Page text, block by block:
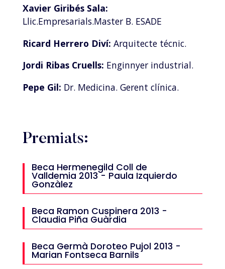
Xavier Giribés Sala:
Llic.Empresarials.Master B. ESADE
Ricard Herrero Diví: Arquitecte técnic.
Jordi Ribas Cruells: Enginnyer industrial.
Pepe Gil: Dr. Medicina. Gerent clínica.
Premiats:
Beca Hermenegild Coll de
Valldemia 2013 - Paula Izquierdo
Gonzàlez
Beca Ramon Cuspinera 2013 -
Claudia Piña Guàrdia
Beca Germà Doroteo Pujol 2013 -
Marian Fontseca Barnils